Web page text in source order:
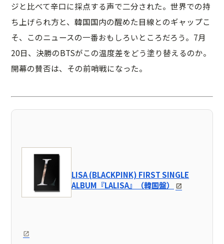
ジと比べて辛口に採点する声で二分された。世界での持
ち上げられ方と、韓国国内の醒めた目線とのギャップこ
そ、このニュースの一番おもしろいところだろう。7月
20日、決勝のBTSがこの温度差をどう塗り替えるのか。
開幕の賛否は、その前哨戦になった。
LISA (BLACKPINK) FIRST SINGLE
ALBUM『LALISA』（韓国盤）